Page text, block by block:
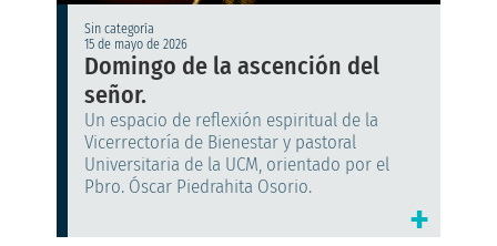
Sin categoría
15 de mayo de 2026
Domingo de la ascención del
señor.
Un espacio de reflexión espiritual de la
Vicerrectoría de Bienestar y pastoral
Universitaria de la UCM, orientado por el
Pbro. Óscar Piedrahita Osorio.
+